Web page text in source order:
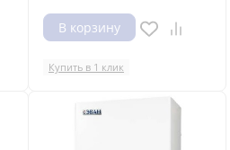
В корзину
Купить в 1 клик